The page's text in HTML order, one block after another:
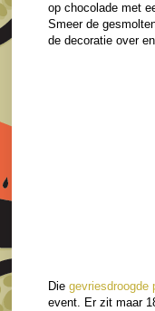
op chocolade met
Smeer de
de decoratie over
Die gevriesdroogde
event. Er zit maar